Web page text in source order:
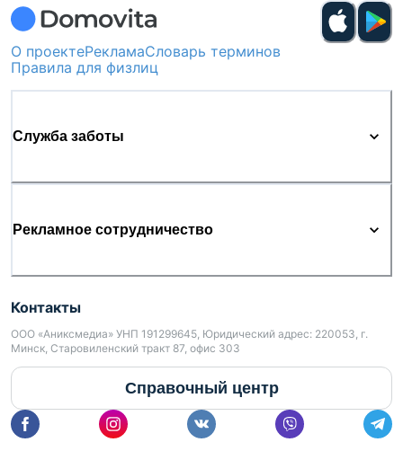
О проектеРекламаСловарь терминов
Правила для физлиц
Служба заботы
Рекламное сотрудничество
Контакты
ООО «Аниксмедиа» УНП 191299645, Юридический адрес: 220053, г.
Минск, Старовиленский тракт 87, офис 303
Справочный центр